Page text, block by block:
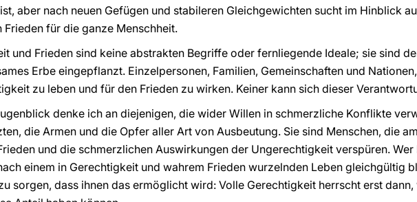
aber nach neuen Gefügen und stabileren Gleichgewichten sucht im Hinblick
Frieden für die ganze Menschheit.
und Frieden sind keine abstrakten Begriffe oder fernliegende Ideale; sie sind
Erbe eingepflanzt. Einzelpersonen, Familien, Gemeinschaften und
zu leben und für den Frieden zu wirken. Keiner kann sich dieser
denke ich an diejenigen, die wider Willen in schmerzliche Konflikte
die Armen und die Opfer aller Art von Ausbeutung. Sie sind Menschen, die
und die schmerzlichen Auswirkungen der Ungerechtigkeit verspüren.
einem in Gerechtigkeit und wahrem Frieden wurzelnden Leben gleichgültig
sorgen, dass ihnen das ermöglicht wird: Volle Gerechtigkeit herrscht erst dann,